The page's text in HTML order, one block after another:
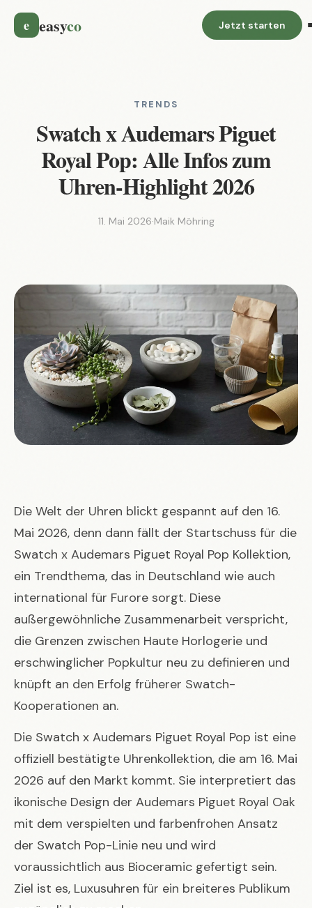
e easyco Jetzt starten
TRENDS
Swatch x Audemars Piguet
Royal Pop: Alle Infos zum
Uhren-Highlight 2026
11. Mai 2026·Maik Möhring
Die Welt der Uhren blickt gespannt auf den 16.
Mai 2026, denn dann fällt der Startschuss für die
Swatch x Audemars Piguet Royal Pop Kollektion,
ein Trendthema, das in Deutschland wie auch
international für Furore sorgt. Diese
außergewöhnliche Zusammenarbeit verspricht,
die Grenzen zwischen Haute Horlogerie und
erschwinglicher Popkultur neu zu definieren und
knüpft an den Erfolg früherer Swatch-
Kooperationen an.
Die Swatch x Audemars Piguet Royal Pop ist eine
offiziell bestätigte Uhrenkollektion, die am 16. Mai
2026 auf den Markt kommt. Sie interpretiert das
ikonische Design der Audemars Piguet Royal Oak
mit dem verspielten und farbenfrohen Ansatz
der Swatch Pop-Linie neu und wird
voraussichtlich aus Bioceramic gefertigt sein.
Ziel ist es, Luxusuhren für ein breiteres Publikum